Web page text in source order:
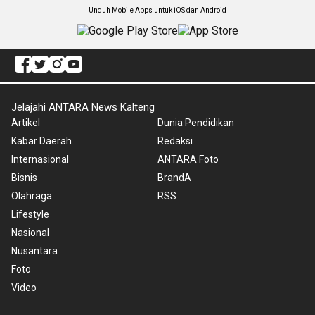
Unduh Mobile Apps untuk iOS dan Android
Jelajahi ANTARA News Kalteng
Artikel
Kabar Daerah
Internasional
Bisnis
Olahraga
Lifestyle
Nasional
Nusantara
Foto
Video
Dunia Pendidikan
Redaksi
ANTARA Foto
BrandA
RSS